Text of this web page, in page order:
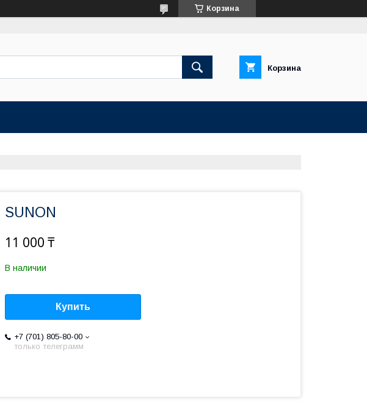
Корзина
Корзина
SUNON
11 000 ₸
В наличии
Купить
+7 (701) 805-80-00
только телеграмм